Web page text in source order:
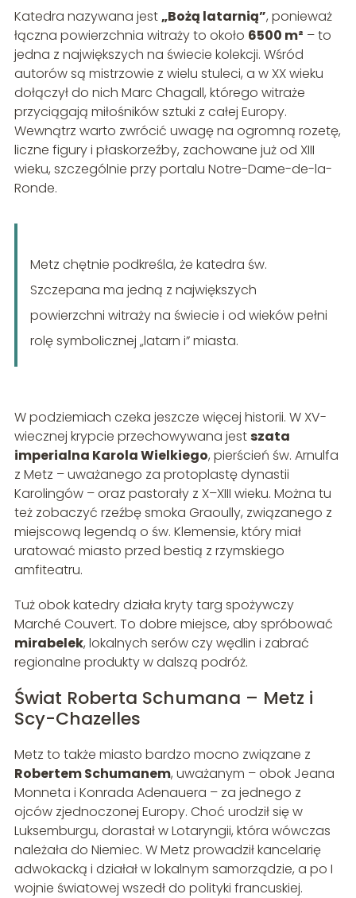
Katedra nazywana jest„Bożą latarnią”, ponieważ
łączna powierzchnia witraży to około 6500 m² – to
jedna z największych na świecie kolekcji. Wśród
autorów są mistrzowie z wielu stuleci, a w XX wieku
dołączył do nich Marc Chagall, którego witraże
przyciągają miłośników sztuki z całej Europy.
Wewnątrz warto zwrócić uwagę na ogromną rozetę,
liczne figury i płaskorzeźby, zachowane już od XIII
wieku, szczególnie przy portalu Notre-Dame-de-la-
Ronde.
Metz chętnie podkreśla, że katedra św.
Szczepana ma jedną z największych
powierzchni witraży na świecie i od wieków pełni
rolę symbolicznej „latarn i” miasta.
W podziemiach czeka jeszcze więcej historii. W XV-
wiecznej krypcie przechowywana jestszata
imperialna Karola Wielkiego, pierścień św. Arnulfa
z Metz – uważanego za protoplastę dynastii
Karolingów – oraz pastorały z X–XIII wieku. Można tu
też zobaczyć rzeźbę smoka Graoully, związanego z
miejscową legendą o św. Klemensie, który miał
uratować miasto przed bestią z rzymskiego
amfiteatru.
Tuż obok katedry działa kryty targ spożywczy
Marché Couvert. To dobre miejsce, aby spróbować
mirabelek, lokalnych serów czy wędlin i zabrać
regionalne produkty w dalszą podróż.
Świat Roberta Schumana – Metz i
Scy-Chazelles
Metz to także miasto bardzo mocno związane z
Robertem Schumanem, uważanym – obok Jeana
Monneta i Konrada Adenauera – za jednego z
ojców zjednoczonej Europy. Choć urodził się w
Luksemburgu, dorastał w Lotaryngii, która wówczas
należała do Niemiec. W Metz prowadził kancelarię
adwokacką i działał w lokalnym samorządzie, a po I
wojnie światowej wszedł do polityki francuskiej.